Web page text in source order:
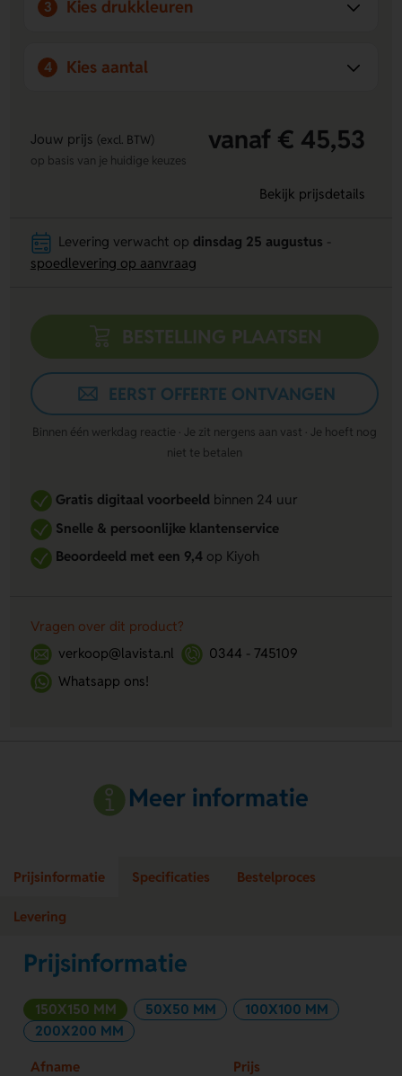
3 Kies drukkleuren
4 Kies aantal
Jouw prijs (excl. BTW) vanaf € 45,53
op basis van je huidige keuzes
Bekijk prijsdetails
Levering verwacht op dinsdag 25 augustus
spoedlevering op aanvraag
BESTELLING PLAATSEN
EERST OFFERTE ONTVANGEN
Binnen één werkdag reactie · Je zit nergens aan vast · Je hoeft nog
niet te betalen
Gratis digitaal voorbeeldbinnen 24 uur
Snelle & persoonlijke klantenservice
Beoordeeld met een 9,4op Kiyoh
Vragen over dit product?
verkoop@lavista.nl
0344 - 745109
Whatsapp ons!
Meer informatie
Prijsinformatie Specificaties Bestelproces
Levering
Prijsinformatie
150X150 MM 50X50 MM
100X100 MM
200X200 MM
Afname
Prijs